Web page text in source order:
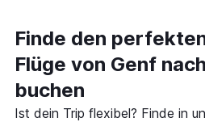
Finde den
Flüge von Genf
buchen
Ist dein Trip flexibel? Finde in